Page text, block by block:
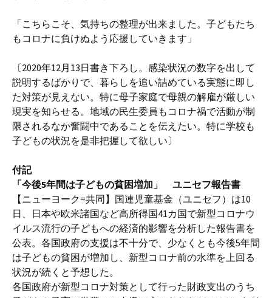
「こちらこそ、気持ちの整理が出来ました。子どもたち
もコロナに負けぬよう応援していきます」
〔2020年12月13日書き下ろし。感染状況の数字を出して
説明するばかりで、暮らしを追い詰めている実態に即し
た対策が見えない。特に母子家庭で母親の解雇が厳しい
現実を知らせる。地域の民生委員もコロナ禍で活動が制
限されるなか奮闘中であることを伝えたい。特に学校も
子どもの状況を是非把握して欲しい〕
付記
「今後5年間は子どもの貧困増加」 ユニセフ報告書
【ニューヨーク=共同】国連児童基金（ユニセフ）は10
日、日本や欧米諸国など高所得国41カ国で新型コロナウ
イルス流行の子どもへの経済的影響を分析した報告書を
公表。各国政府の支援は不十分で、少なくとも今後5年間
は子どもの貧困が増加し、新型コロナ前の水準を上回る
状況が続くと予想した。
各国政府が新型コロナ対策として行った財政支出のうち